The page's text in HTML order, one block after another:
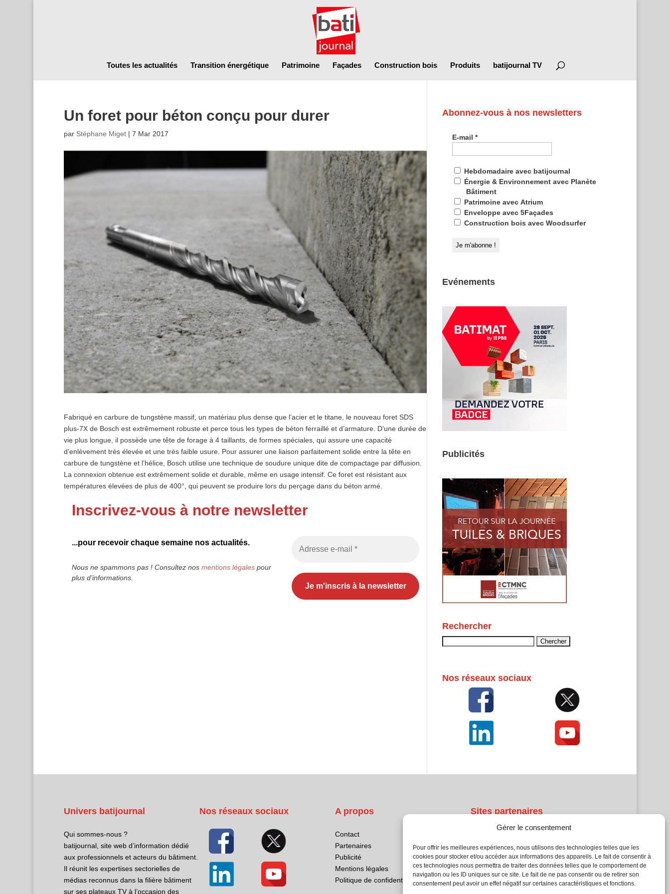
Gérer le consentement
Pour offrir les meilleures expériences, nous utilisons des technologies telles que les
cookies pour stocker et/ou accéder aux informations des appareils. Le fait de consentir à
ces technologies nous permettra de traiter des données telles que le comportement de
navigation ou les ID uniques sur ce site. Le fait de ne pas consentir ou de retirer son
consentement peut avoir un effet négatif sur certaines caractéristiques et fonctions.
Toutes les actualités Transition énergétique Patrimoine Façades Construction bois Produits batijournal TV
Un foret pour béton conçu pour durer
par Stéphane Miget| 7 Mar 2017
Fabriqué en carbure de tungstène massif, un matériau plus dense que l’acier et le titane, le nouveau foret SDS
plus-7X de Bosch est extrêmement robuste et perce tous les types de béton ferraillé et d’armature. D’une durée de
vie plus longue, il possède une tête de forage à 4 taillants, de formes spéciales, qui assure une capacité
d’enlèvement très élevée et une très faible usure. Pour assurer une liaison parfaitement solide entre la tête en
carbure de tungstène et l’hélice, Bosch utilise une technique de soudure unique dite de compactage par diffusion.
La connexion obtenue est extrêmement solide et durable, même en usage intensif. Ce foret est résistant aux
températures élevées de plus de 400°, qui peuvent se produire lors du perçage dans du béton armé.
Inscrivez-vous à notre newsletter
...pour recevoir chaque semaine nos actualités.
Nous ne spammons pas ! Consultez nos mentions légalespour
plus d’informations.
Abonnez-vous à nos newsletters
E-mail*
Hebdomadaire avec batijournal
Énergie & Environnement avec Planète
Bâtiment
Patrimoine avec Atrium
Enveloppe avec 5Façades
Construction bois avec Woodsurfer
Evénements
Publicités
Rechercher
Nos réseaux sociaux
Univers batijournal
Qui sommes-nous ?
batijournal, site web d’information dédié
aux professionnels et acteurs du bâtiment.
Il réunit les expertises sectorielles de
médias reconnus dans la filière bâtiment
sur ses plateaux TV à l’occasion des
Nos réseaux sociaux A propos
Contact
Partenaires
Publicité
Mentions légales
Politique de confidentialité
Sites partenaires
Atrium Patrimoine
Kiosque 21
L'Atelier Bois
Planète Bâtiment